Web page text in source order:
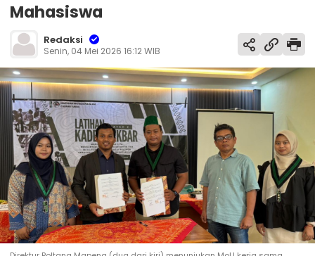
Mahasiswa
Redaksi
Senin, 04 Mei 2026 16:12 WIB